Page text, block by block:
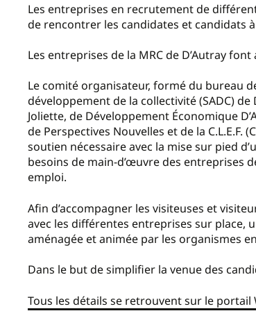
Les entreprises en recrutement de
de rencontrer les candidates et candidats
Les entreprises de la MRC de D’Autray
Le comité organisateur, formé du bureau
développement de la collectivité (SADC)
Joliette, de Développement Économique
de Perspectives Nouvelles et de la
soutien nécessaire avec la mise sur pied
besoins de main-d’œuvre des entreprises
emploi.
Afin d’accompagner les visiteuses et
avec les différentes entreprises sur place,
aménagée et animée par les organismes
Dans le but de simplifier la venue des
Tous les détails se retrouvent sur le portail